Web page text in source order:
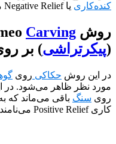
یا Negative Relief می گویند.
یا
) بر رویگوهر
حکاکیرویگوهر، با
می‌شود. در این حالت
باقی می‌ماند که به همین